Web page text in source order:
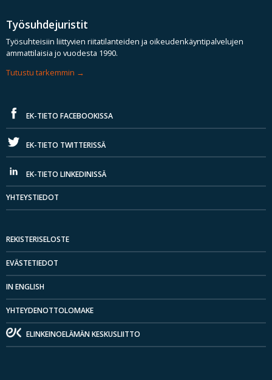
Työsuhdejuristit
Työsuhteisiin liittyvien riitatilanteiden ja oikeudenkäyntipalvelujen
ammattilaisia jo vuodesta 1990.
Tutustu tarkemmin
EK-TIETO FACEBOOKISSA
EK-TIETO TWITTERISSÄ
EK-TIETO LINKEDINISSÄ
YHTEYSTIEDOT
REKISTERISELOSTE
EVÄSTETIEDOT
IN ENGLISH
YHTEYDENOTTOLOMAKE
ELINKEINOELÄMÄN KESKUSLIITTO